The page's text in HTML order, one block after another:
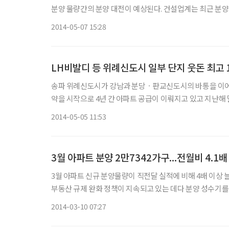
분양 물량간의 분양 대전이 예상된다. 건설업계는 최근 분
2014-05-07 15:28
LH비발디 등 위례신도시 일부 단지 웃돈 최고
송파 위례신도시가 강남과 분당ㆍ판교신도시의 바통을
약을 시작으로 4년 간 아파트 공급이 이뤄지고 있고 지난
2014-05-05 11:53
3월 아파트 분양 2만7342가구...전월비 4.1
3월 아파트 신규 분양물량이 직전달 실적에 비해 4배 이상
부동산 규제 완화 정책이 지속되고 있는 데다 분양 성수기를 맞아
2014-03-10 07:27